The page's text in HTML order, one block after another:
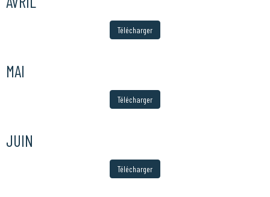
Télécharger
MAI
Télécharger
JUIN
Télécharger